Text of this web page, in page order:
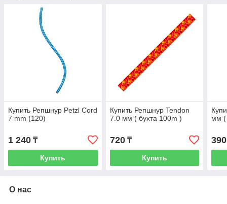
Купить Репшнур Petzl Cord
7 mm (120)
1 240 ₸
Купить
Купить Репшнур Tendon
7.0 мм ( бухта 100m )
720₸
Купить
мм (
390
О нас